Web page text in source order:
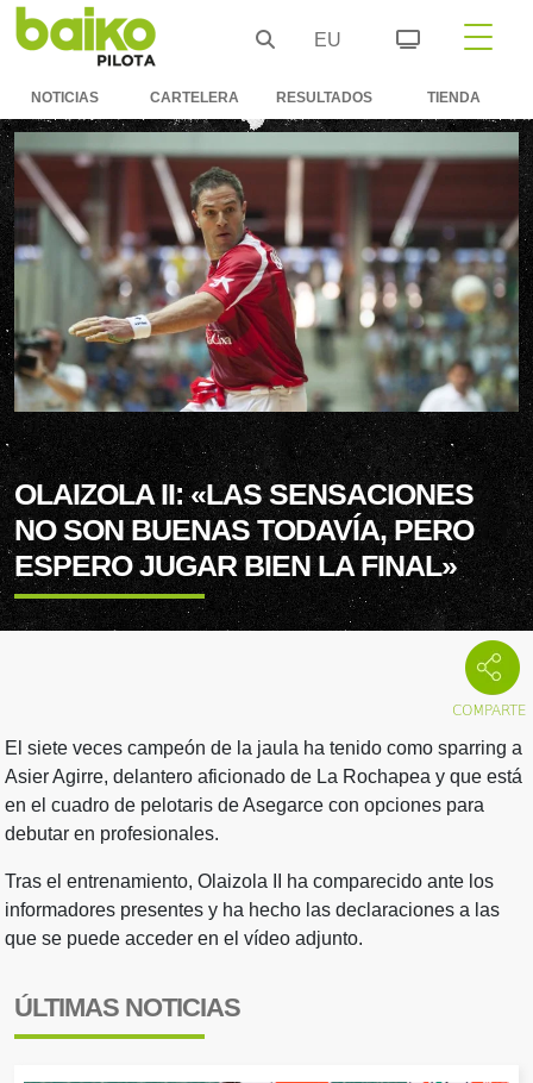
EU
NOTICIAS CARTELERA RESULTADOS TIENDA
OLAIZOLA II: «LAS SENSACIONES
NO SON BUENAS TODAVÍA, PERO
ESPERO JUGAR BIEN LA FINAL»
El siete veces campeón de la jaula ha tenido como sparring a
Asier Agirre, delantero aficionado de La Rochapea y que está
en el cuadro de pelotaris de Asegarce con opciones para
debutar en profesionales.
Tras el entrenamiento, Olaizola II ha comparecido ante los
informadores presentes y ha hecho las declaraciones a las
que se puede acceder en el vídeo adjunto.
ÚLTIMAS NOTICIAS